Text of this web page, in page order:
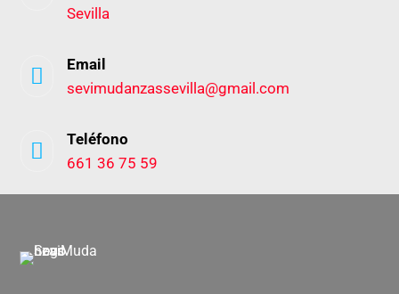
Sevilla

Email
sevimudanzassevilla@gmail.com

Teléfono
661 36 75 59